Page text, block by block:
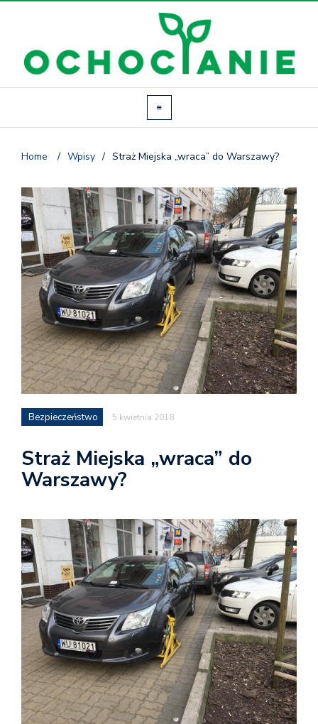
Home / Wpisy / Straż Miejska „wraca” do Warszawy?
Bezpieczeństwo 5 kwietnia 2018
Straż Miejska „wraca” do
Warszawy?